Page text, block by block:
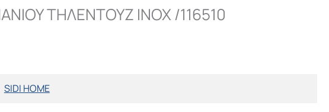
ΤΗΛΕΝΤΟΥΖ ΙΝΟΧ /116510
SIDI HOME